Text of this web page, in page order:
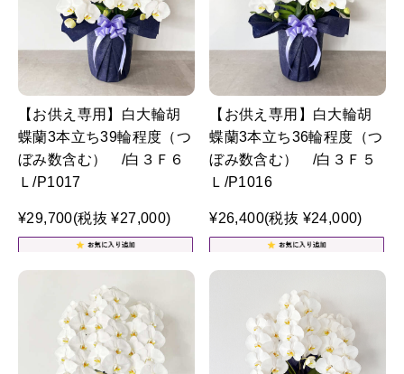
【お供え専用】白大輪胡
蝶蘭3本立ち39輪程度（つ
ぼみ数含む） /白３Ｆ６
Ｌ/P1017
¥29,700(税抜 ¥27,000)
【お供え専用】白大輪胡
蝶蘭3本立ち36輪程度（つ
ぼみ数含む） /白３Ｆ５
Ｌ/P1016
¥26,400(税抜 ¥24,000)